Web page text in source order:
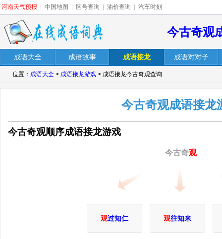
河南天气预报 中国地图 区号查询 油价查询 汽车时刻
今古奇观
成语大全 成语故事 成语接龙 成语对对子
位置： 成语大全 > 成语接龙游戏 > 成语接龙今古奇观查询
今古奇观成语接龙
今古奇观顺序成语接龙游戏
今古奇观
观过知仁 观往知来